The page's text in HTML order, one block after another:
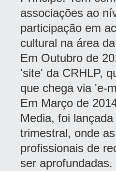
associações ao
participação em
cultural na área
Em Outubro de
'site' da CRHLP,
que chega via 'e-
Em Março de
Media, foi
trimestral, onde
profissionais de
ser